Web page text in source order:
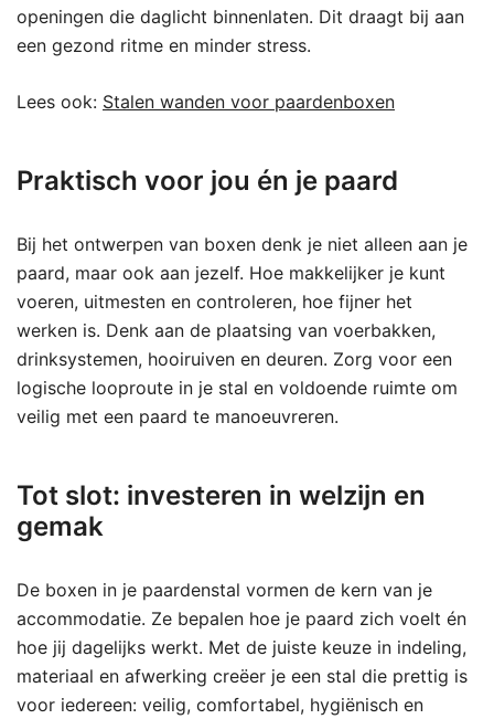
openingen die daglicht binnenlaten. Dit draagt bij aan
een gezond ritme en minder stress.
Lees ook: Stalen wanden voor paardenboxen
Praktisch voor jou én je paard
Bij het ontwerpen van boxen denk je niet alleen aan je
paard, maar ook aan jezelf. Hoe makkelijker je kunt
voeren, uitmesten en controleren, hoe fijner het
werken is. Denk aan de plaatsing van voerbakken,
drinksystemen, hooiruiven en deuren. Zorg voor een
logische looproute in je stal en voldoende ruimte om
veilig met een paard te manoeuvreren.
Tot slot: investeren in welzijn en
gemak
De boxen in je paardenstal vormen de kern van je
accommodatie. Ze bepalen hoe je paard zich voelt én
hoe jij dagelijks werkt. Met de juiste keuze in indeling,
materiaal en afwerking creëer je een stal die prettig is
voor iedereen: veilig, comfortabel, hygiënisch en